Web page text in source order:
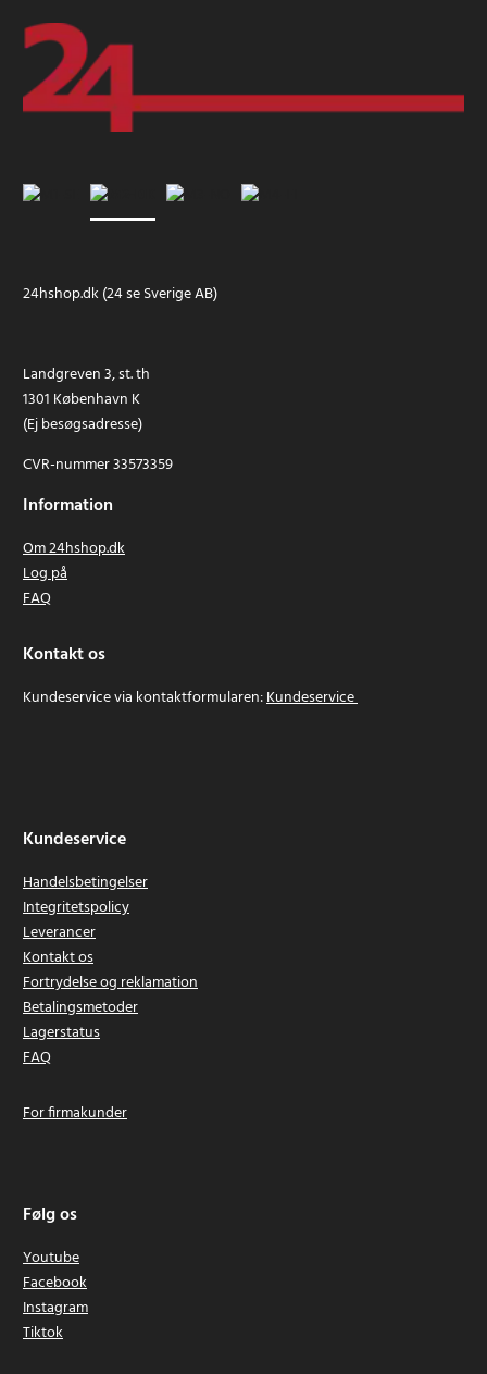
24hshop.dk (24 se Sverige AB)
Landgreven 3, st. th
1301 København K
(Ej besøgsadresse)
CVR-nummer 33573359
Information
Om 24hshop.dk
Log på
FAQ
Kontakt os
Kundeservice via kontaktformularen:Kundeservice
Kundeservice
Handelsbetingelser
Integritetspolicy
Leverancer
Kontakt os
Fortrydelse og reklamation
Betalingsmetoder
Lagerstatus
FAQ
For firmakunder
Følg os
Youtube
Facebook
Instagram
Tiktok